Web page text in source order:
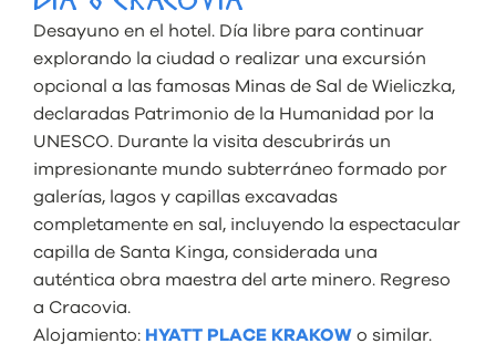
Desayuno en el hotel. Día libre para continuar
explorando la ciudad o realizar una excursión
opcional a las famosas Minas de Sal de Wieliczka,
declaradas Patrimonio de la Humanidad por la
UNESCO. Durante la visita descubrirás un
impresionante mundo subterráneo formado por
galerías, lagos y capillas excavadas
completamente en sal, incluyendo la espectacular
capilla de Santa Kinga, considerada una
auténtica obra maestra del arte minero. Regreso
a Cracovia.
Alojamiento: HYATT PLACE KRAKOW o similar.